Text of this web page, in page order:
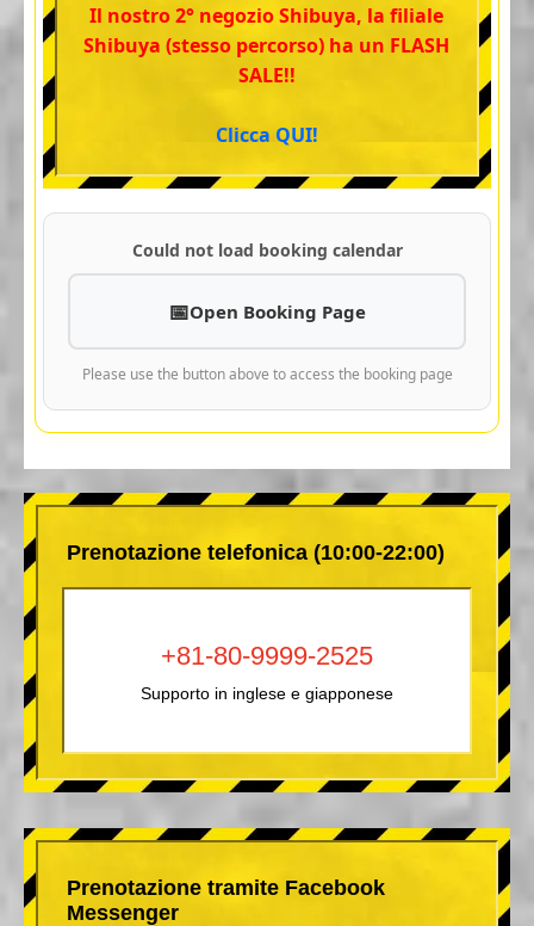
Il nostro 2° negozio Shibuya, la filiale
Shibuya (stesso percorso) ha un FLASH
SALE!!
Clicca QUI!
Could not load booking calendar
Open Booking Page
Please use the button above to access the booking page
Prenotazione telefonica (10:00-22:00)
+81-80-9999-2525
Supporto in inglese e giapponese
Prenotazione tramite Facebook
Messenger